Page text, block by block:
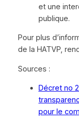
et une
publique.
Pour plus
de la HATVP,
Sources :
Décret no
pour le